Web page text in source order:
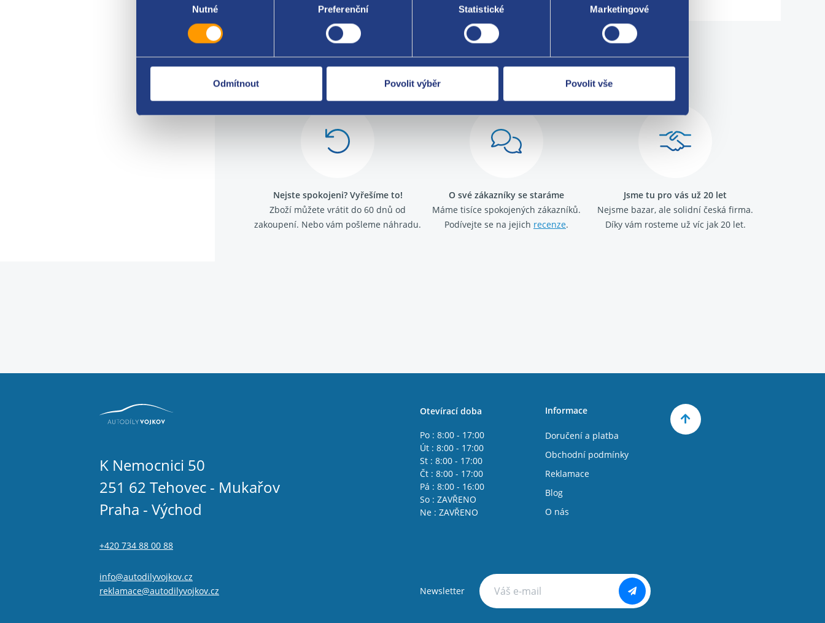
Nutné Preferenční Statistické Marketingové
Odmítnout Povolit výběr Povolit vše
Za kvalitu ručíme!
Nejste spokojeni? Vyřešíme to!
Zboží můžete vrátit do 60 dnů od
zakoupení. Nebo vám pošleme náhradu.
O své zákazníky se staráme
Máme tisíce spokojených zákazníků.
Podívejte se na jejich recenze.
Jsme tu pro vás už 20 let
Nejsme bazar, ale solidní česká firma.
Díky vám rosteme už víc jak 20 let.
K Nemocnici 50
251 62 Tehovec - Mukařov
Praha - Východ
+420 734 88 00 88
info@autodilyvojkov.cz
reklamace@autodilyvojkov.cz
Otevírací doba
Po : 8:00 - 17:00
Út : 8:00 - 17:00
St : 8:00 - 17:00
Čt : 8:00 - 17:00
Pá : 8:00 - 16:00
So : ZAVŘENO
Ne : ZAVŘENO
Informace
Doručení a platba
Obchodní podmínky
Reklamace
Blog
O nás
Newsletter